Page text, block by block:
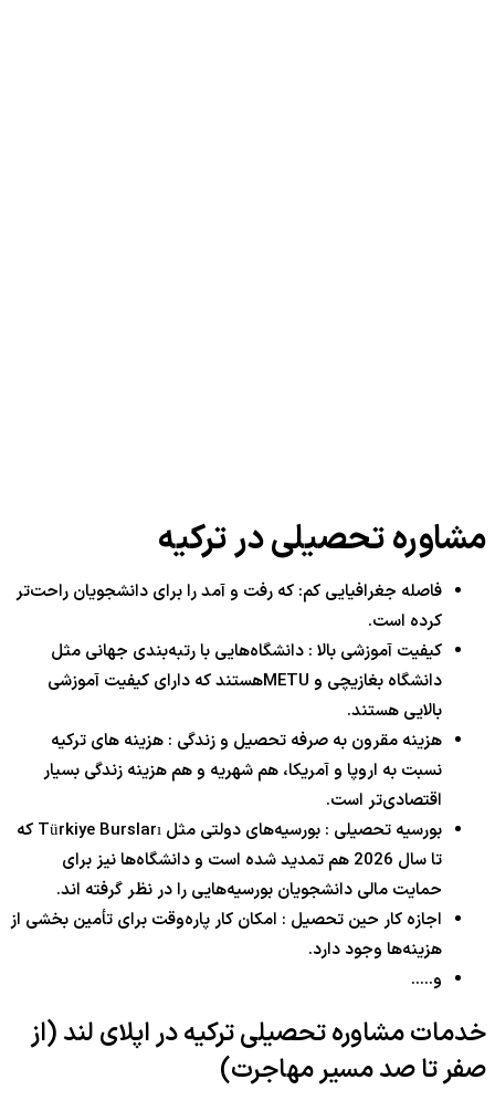
مشاوره تحصیلی در ترکیه
فاصله جغرافیایی کم: که رفت و آمد را برای دانشجویان راحت‌تر
کرده است.
کیفیت آموزشی بالا : دانشگاه‌هایی با رتبه‌بندی جهانی مثل
دانشگاه بغازیچی و METUهستند که دارای کیفیت آموزشی
بالایی هستند.
هزینه مقرون به صرفه تحصیل و زندگی : هزینه های ترکیه
نسبت به اروپا و آمریکا، هم شهریه و هم هزینه زندگی بسیار
اقتصادی‌تر است.
بورسیه تحصیلی : بورسیه‌های دولتی مثل Türkiye Bursları که
تا سال 2026 هم تمدید شده است و دانشگاه‌ها نیز برای
حمایت مالی دانشجویان بورسیه‌هایی را در نظر گرفته اند.
اجازه کار حین تحصیل : امکان کار پاره‌وقت برای تأمین بخشی از
هزینه‌ها وجود دارد.
و…..
خدمات مشاوره تحصیلی ترکیه در اپلای لند (از
صفر تا صد مسیر مهاجرت)